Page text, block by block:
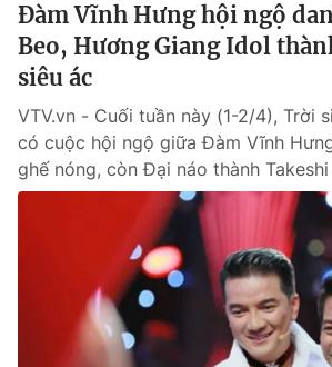
Đàm Vĩnh Hưng hội ngộ
Beo, Hương Giang Idol
siêu ác
VTV.vn - Cuối tuần này (1-2/4), Trời
có cuộc hội ngộ giữa Đàm Vĩnh
ghế nóng, còn Đại náo thành